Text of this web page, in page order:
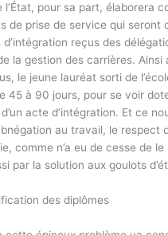
l’État, pour sa part, élaborera
de prise de service qui seront
d’intégration reçus des
la gestion des carrières. Ainsi
le jeune lauréat sorti de
45 à 90 jours, pour se voir
acte d’intégration. Et ce
au travail, le respect
comme n’a eu de cesse de
par la solution aux goulots
des diplômes